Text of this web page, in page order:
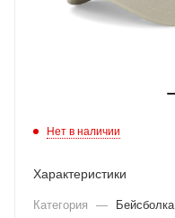
Нет в наличии
Характеристики
Категория —
Бейсболка